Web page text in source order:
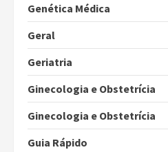
Genética Médica
Geral
Geriatria
Ginecologia e Obstetrícia
Ginecologia e Obstetrícia
Guia Rápido